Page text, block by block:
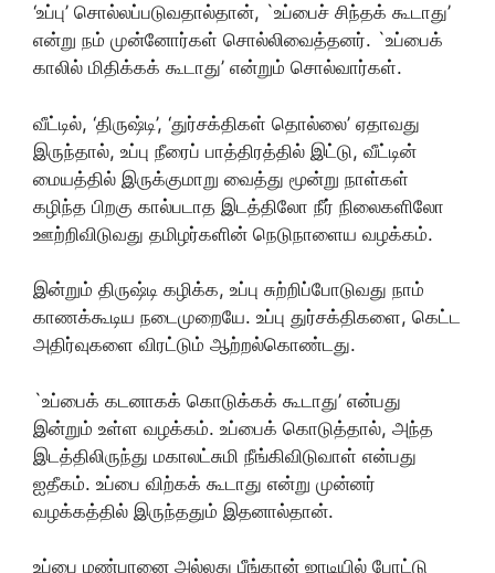
‘உப்பு’ சொல்லப்படுவதால்தான், `உப்பைச் சிந்தக் கூடாது’
என்று நம் முன்னோர்கள் சொல்லிவைத்தனர். `உப்பைக்
காலில் மிதிக்கக் கூடாது’ என்றும் சொல்வார்கள்.
வீட்டில், ‘திருஷ்டி’, ‘துர்சக்திகள் தொல்லை’ ஏதாவது
இருந்தால், உப்பு நீரைப் பாத்திரத்தில் இட்டு, வீட்டின்
மையத்தில் இருக்குமாறு வைத்து மூன்று நாள்கள்
கழிந்த பிறகு கால்படாத இடத்திலோ நீர் நிலைகளிலோ
ஊற்றிவிடுவது தமிழர்களின் நெடுநாளைய வழக்கம்.
இன்றும் திருஷ்டி கழிக்க, உப்பு சுற்றிப்போடுவது நாம்
காணக்கூடிய நடைமுறையே. உப்பு துர்சக்திகளை, கெட்ட
அதிர்வுகளை விரட்டும் ஆற்றல்கொண்டது.
`உப்பைக் கடனாகக் கொடுக்கக் கூடாது’ என்பது
இன்றும் உள்ள வழக்கம். உப்பைக் கொடுத்தால், அந்த
இடத்திலிருந்து மகாலட்சுமி நீங்கிவிடுவாள் என்பது
ஐதீகம். உப்பை விற்கக் கூடாது என்று முன்னர்
வழக்கத்தில் இருந்ததும் இதனால்தான்.
உப்பை மண்பானை அல்லது பீங்கான் ஜாடியில் போட்டு